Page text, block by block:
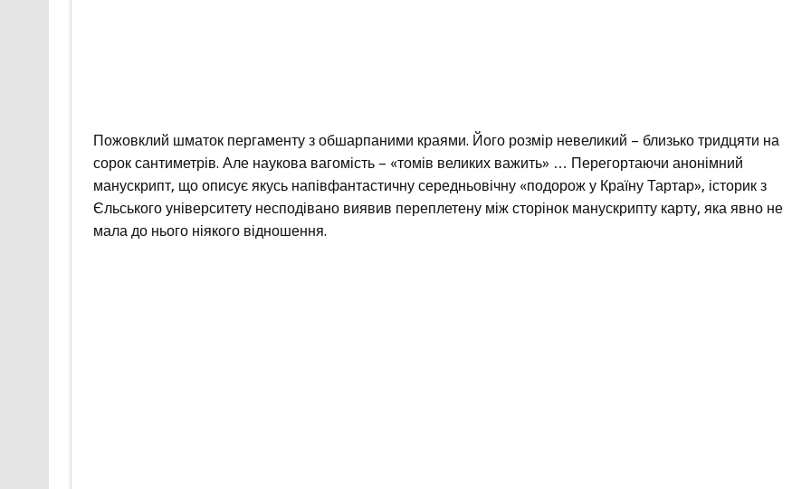
Пожовклий шматок пергаменту з обшарпаними краями. Його розмір невеликий – близько тридцяти на
сорок сантиметрів. Але наукова вагомість – «томів великих важить» … Перегортаючи анонімний
манускрипт, що описує якусь напівфантастичну середньовічну «подорож у Країну Тартар», історик з
Єльського університету несподівано виявив переплетену між сторінок манускрипту карту, яка явно не
мала до нього ніякого відношення.